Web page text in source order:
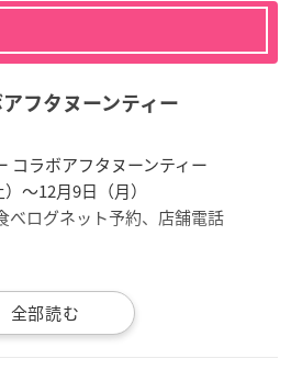
フタヌーンティー
コラボアフタヌーンティー
〜12月9日（月）
ログネット予約、店舗電話
き クロミ ドリンク 7000円（税